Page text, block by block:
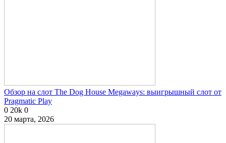
Обзор на слот The Dog House Megaways: выигрышный слот от
Pragmatic Play
0 20k 0
20 марта, 2026